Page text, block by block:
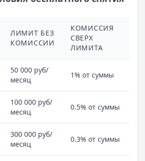
ЛИМИТ БЕЗ
КОМИССИИ
КОМИССИЯ
СВЕРХ
ЛИМИТА
50 000 руб/
месяц
1% от суммы
100 000 руб/
месяц
0.5% от суммы
300 000 руб/
месяц
0.3% от суммы